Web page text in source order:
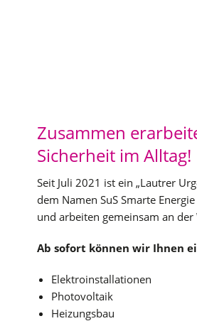
Zusammen
Sicherheit im Alltag!
Seit Juli 2021 ist ein „Lautrer
dem Namen SuS Smarte
und arbeiten gemeinsam an
Ab sofort können wir Ihnen
Elektroinstallationen
Photovoltaik
Heizungsbau